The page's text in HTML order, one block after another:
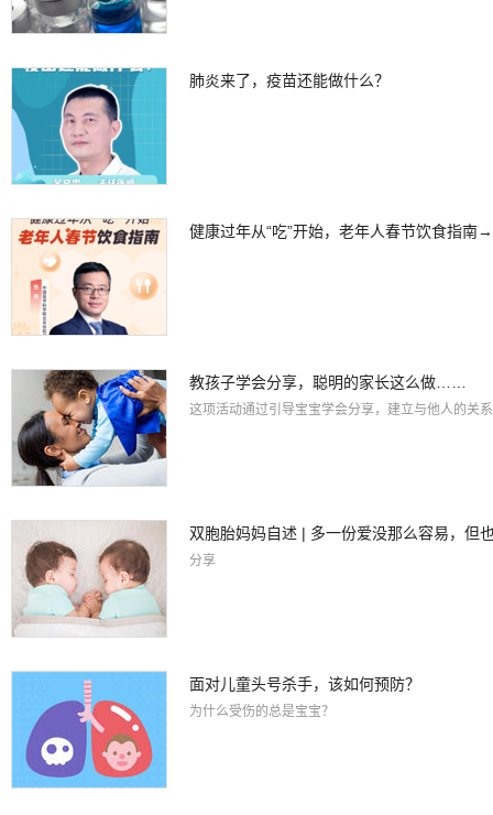
肺炎来了，疫苗还能做什么？
健康过年从“吃”开始，老年人春节饮食指南→
教孩子学会分享，聪明的家长这么做……
这项活动通过引导宝宝学会分享，建立与他人的关
双胞胎妈妈自述 | 多一份爱没那么容易，但
分享
面对儿童头号杀手，该如何预防？
为什么受伤的总是宝宝？